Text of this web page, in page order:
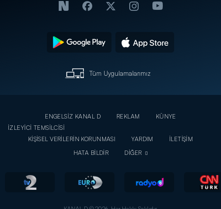
Tüm Uygulamalarımız
ENGELSİZ KANAL D REKLAM
KÜNYE
İZLEYİCİ TEMSİLCİSİ
KİŞİSEL VERİLERİN KORUNMASI
YARDIM
İLETİŞİM
HATA BİLDİR
DİĞER